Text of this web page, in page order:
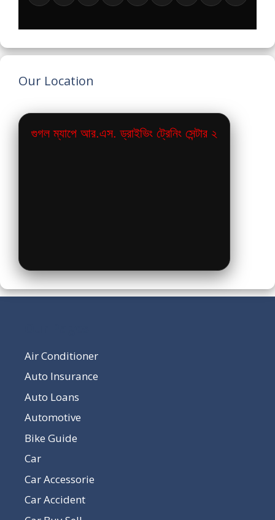
Our Location
গুগল ম্যাপে আর.এস. ড্রাইভিং ট্রেনিং সেন্টার ২
Air Conditioner
Auto Insurance
Auto Loans
Automotive
Bike Guide
Car
Car Accessorie
Car Accident